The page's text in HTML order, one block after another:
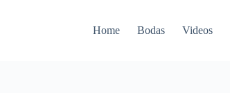
Home Bodas Videos